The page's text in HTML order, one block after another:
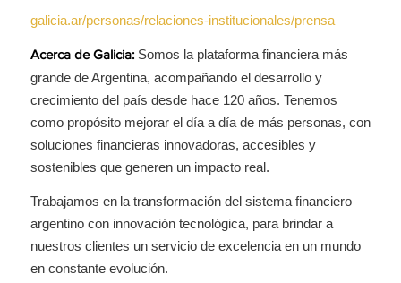
galicia.ar/personas/relaciones-institucionales/prensa
Acerca de Galicia:Somos la plataforma financiera más
grande de Argentina, acompañando el desarrollo y
crecimiento del país desde hace 120 años. Tenemos
como propósito mejorar el día a día de más personas, con
soluciones financieras innovadoras, accesibles y
sostenibles que generen un impacto real.
Trabajamos en la transformación del sistema financiero
argentino con innovación tecnológica, para brindar a
nuestros clientes un servicio de excelencia en un mundo
en constante evolución.